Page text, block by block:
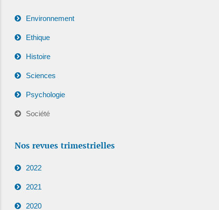
Environnement
Ethique
Histoire
Sciences
Psychologie
Société
Nos revues trimestrielles
2022
2021
2020